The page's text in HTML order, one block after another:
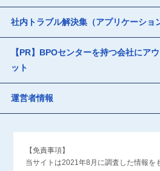
社内トラブル解決集（アプリケーショ
【PR】BPOセンターを持つ会社にア
ット
運営者情報
【免責事項】
当サイトは2021年8月に調査した情報を